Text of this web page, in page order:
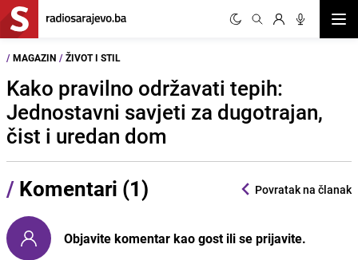
/ MAGAZIN / ŽIVOT I STIL
Kako pravilno održavati tepih:
Jednostavni savjeti za dugotrajan,
čist i uredan dom
/ Komentari (1) Povratak na članak
Objavite komentar kao gost ili se prijavite.